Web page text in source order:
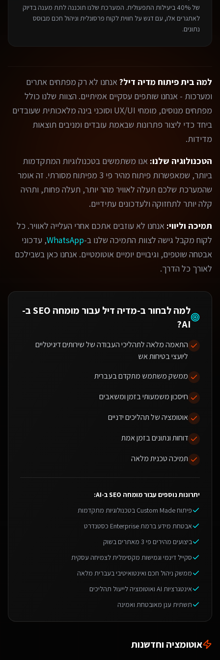
של 40% ביעילות התפעולית. המערכת שלנו תוכננה לתת מענה בדיוק
לאתגרים אלו, עם דגש על חווית לקוח פרסונלית וניהול חכם מבוסס
נתונים.
למה בית פיתוח מדיה דיל?אנחנו לא רק מפתחים אתרים
ומערכות - אנחנו שותפים עסקיים אמיתיים. הצוות שלנו כולל
מפתחים מנוסים, מומחי UX/UI וסוכני בינה מלאכותית שעובדים
ביחד כדי ליצור פתרונות שבאמת עובדים ומניבים תוצאות
מדידות.
הטכנולוגיה שלנו: אנו משתמשים בטכנולוגיות המתקדמות
ביותר, שמאפשרות פיתוח מהיר פי 3 מפיתוח מסורתי. זה אומר
שהמערכת שלכם תעלה לאוויר מהר יותר, תעלה פחות, ותהיה
קלה יותר לתחזוקה ולעדכונים עתידיים.
תמיכה וליווי: אנחנו לא עוזבים אתכם אחרי העלייה לאוויר. כל
לקוח מקבל גישה לצוות התמיכה שלנו ב-WhatsApp, עדכוני
אבטחה שוטפים, וגיבויים יומיים אוטומטיים. אנחנו כאן בשבילכם
לאורך כל הדרך.
למה לבחור ב-מדיה דיל עבור
מומחה SEO ב-
AI
?
התאמה מלאה לתהליכי העבודה של שירותים דיגיטליים
ליועצי בטיחות אש
ממשק משתמש מתקדם בעברית
חיסכון משמעותי בזמן ומשאבים
אוטומציה של תהליכים ידניים
דוחות ונתונים בזמן אמת
תמיכה טכנית מלאה
יתרונות נוספים עבורמומחה SEO ב-AI
:
פיתוח Custom Made בטכנולוגיות מתקדמות
אבטחת מידע ברמת Enterprise כסטנדרט
ביצועים מהירים פי 3 מאתרים בשוק
סקייל דינמי וגמישות מקסימלית לצמיחה עסקית
ממשק ניהול חכם ואינטואיטיבי בעברית מלאה
אינטגרציות AI ואוטומציה לייעול תהליכים
תשתית ענן מאובטחת ואמינה
אוטומציה וחדשנות